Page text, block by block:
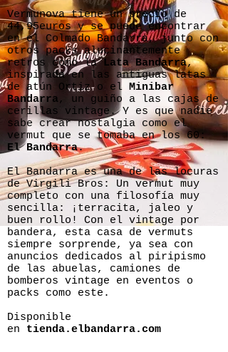
Vermunova tiene un precio de
44,95euros y se puede encontrar
en el Colmado Bandarra, junto con
otros packs alucinantemente
retros como la Lata Bandarra,
inspirada en las antiguas latas
de atún Ortiz o el Minibar
Bandarra, un guiño a las cajas de
cerillas vintage. Y es que nadie
sabe crear nostalgia como el
vermut que se tomaba en los 60:
El Bandarra.
El Bandarra es una de las locuras
de Virgili Bros: Un vermut muy
completo con una filosofía muy
sencilla: ¡terracita, jaleo y
buen rollo! Con el vintage por
bandera, esta casa de vermuts
siempre sorprende, ya sea con
anuncios dedicados al piripismo
de las abuelas, camiones de
bomberos vintage en eventos o
packs como este.
Disponible
en tienda.elbandarra.com